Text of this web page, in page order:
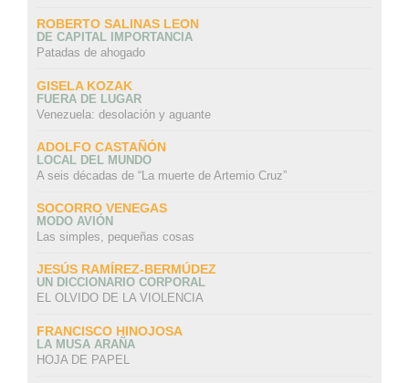
ROBERTO SALINAS LEON
DE CAPITAL IMPORTANCIA
Patadas de ahogado
GISELA KOZAK
FUERA DE LUGAR
Venezuela: desolación y aguante
ADOLFO CASTAÑÓN
LOCAL DEL MUNDO
A seis décadas de “La muerte de Artemio Cruz”
SOCORRO VENEGAS
MODO AVIÓN
Las simples, pequeñas cosas
JESÚS RAMÍREZ-BERMÚDEZ
UN DICCIONARIO CORPORAL
EL OLVIDO DE LA VIOLENCIA
FRANCISCO HINOJOSA
LA MUSA ARAÑA
HOJA DE PAPEL